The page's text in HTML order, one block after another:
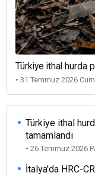
Türkiye ithal hurda
• 31 Temmuz 2026
Türkiye ithal
tamamlandı
• 26 Temmuz 2026
İtalya'da HRC-